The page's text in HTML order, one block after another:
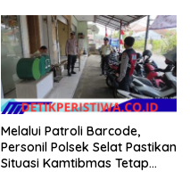
Melalui Patroli Barcode,
Personil Polsek Selat Pastikan
Situasi Kamtibmas Tetap